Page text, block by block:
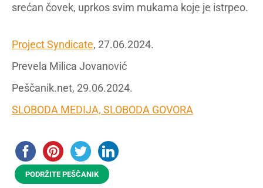
srećan čovek, uprkos svim mukama koje je istrpeo.
Project Syndicate, 27.06.2024.
Prevela Milica Jovanović
Peščanik.net, 29.06.2024.
SLOBODA MEDIJA, SLOBODA GOVORA
PODRŽITE PEŠČANIK